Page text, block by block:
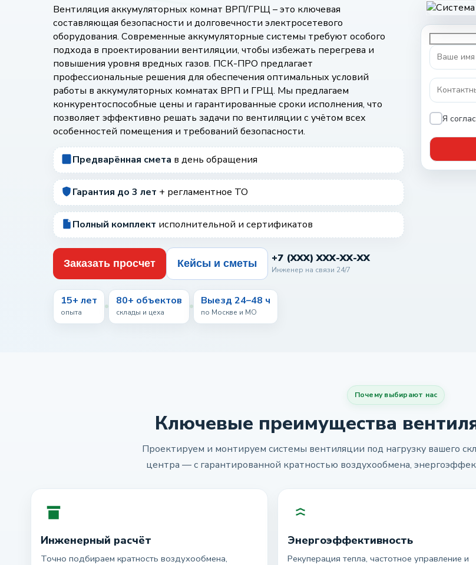
Вентиляция аккумуляторных комнат ВРП/ГРЩ – это ключевая
составляющая безопасности и долговечности электросетевого
оборудования. Современные аккумуляторные системы требуют особого
подхода в проектировании вентиляции, чтобы избежать перегрева и
повышения уровня вредных газов. ПСК-ПРО предлагает
профессиональные решения для обеспечения оптимальных условий
работы в аккумуляторных комнатах ВРП и ГРЩ. Мы предлагаем
конкурентоспособные цены и гарантированные сроки исполнения, что
позволяет эффективно решать задачи по вентиляции с учётом всех
особенностей помещения и требований безопасности.
Предварённая смета в день обращения
Гарантия до 3 лет + регламентное ТО
Полный комплект исполнительной и сертификатов
Заказать просчет Кейсы и сметы +7 (XXX) XXX-XX-XX
Инженер на связи 24/7
15+ лет
опыта
80+ объектов
склады и цеха
Выезд 24–48 ч
по Москве и МО
Я
Почему выбирают нас
Ключевые преимущества
Проектируем и монтируем системы вентиляции под нагрузку вашего
центра — с гарантированной кратностью воздухообмена,
Инженерный расчёт
Точно подбираем кратность воздухообмена,
Энергоэффективность
Рекуперация тепла, частотное управление и